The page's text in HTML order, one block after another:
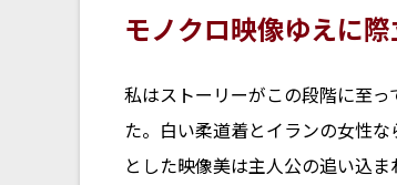
モノクロ映像ゆえに際
私はストーリーがこの段階に至
た。白い柔道着とイランの女性
とした映像美は主人公の追い込